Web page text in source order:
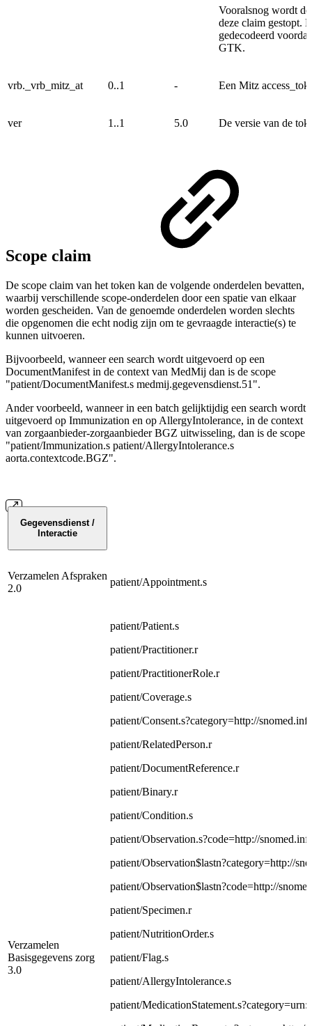
Vooralsnog wordt
deze claim gestopt.
gedecodeerd
GTK.
vrb._vrb_mitz_at 0..1 - Een Mitz
ver 1..1 5.0 De versie van de
Scope claim
De scope claim van het token kan de volgende onderdelen bevatten,
waarbij verschillende scope-onderdelen door een spatie van elkaar
worden gescheiden. Van de genoemde onderdelen worden slechts
die opgenomen die echt nodig zijn om te gevraagde interactie(s) te
kunnen uitvoeren.
Bijvoorbeeld, wanneer een search wordt uitgevoerd op een
DocumentManifest in de context van MedMij dan is de scope
"patient/DocumentManifest.s medmij.gegevensdienst.51".
Ander voorbeeld, wanneer in een batch gelijktijdig een search wordt
uitgevoerd op Immunization en op AllergyIntolerance, in de context
van zorgaanbieder-zorgaanbieder BGZ uitwisseling, dan is de scope
"patient/Immunization.s patient/AllergyIntolerance.s
aorta.contextcode.BGZ".
Gegevensdienst /
Interactie
Verzamelen Afspraken
2.0
patient/Appointment.s
Verzamelen
Basisgegevens zorg
3.0
patient/Patient.s
patient/Practitioner.r
patient/PractitionerRole.r
patient/Coverage.s
patient/Consent.s?category=http://
patient/RelatedPerson.r
patient/DocumentReference.r
patient/Binary.r
patient/Condition.s
patient/Observation.s?code=http://
patient/Observation$lastn?category=http://
patient/Observation$lastn?code=http://
patient/Specimen.r
patient/NutritionOrder.s
patient/Flag.s
patient/AllergyIntolerance.s
patient/